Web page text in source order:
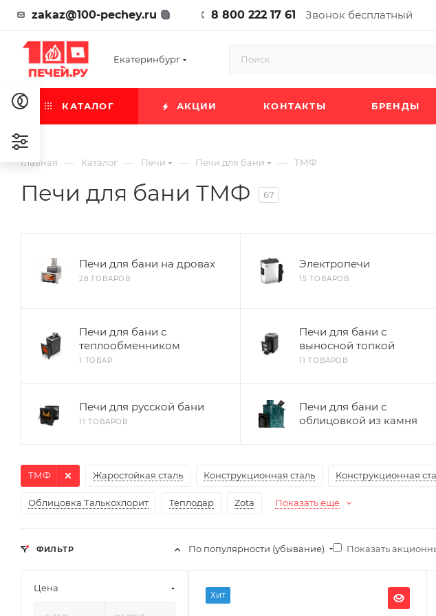
zakaz@100-pechey.ru 8 800 222 17 61 Звонок бесплатный
Екатеринбург
КАТАЛОГ АКЦИИ КОНТАКТЫ БРЕНДЫ
Главная — Каталог — Печи — Печи для бани — ТМФ
Печи для бани ТМФ 67
Печи для бани на дровах
28 ТОВАРОВ
Электропечи
15 ТОВАРОВ
Печи для бани с
теплообменником
1 ТОВАР
Печи для бани с
выносной топкой
11 ТОВАРОВ
Печи для русской бани
11 ТОВАРОВ
Печи для бани с
облицовкой из камня
Жаростойкая сталь Конструкционная сталь Конструкционная
Облицовка Талькохлорит Теплодар
ТМФ
Zota Показать еще
По популярности (убывание) Показать
Хит
Ширина, мм
580
ФИЛЬТР
Цена